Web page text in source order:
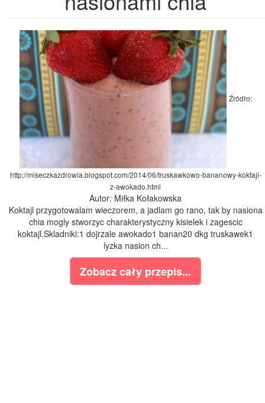
Źródło:
http://miseczkazdrowia.blogspot.com/2014/06/truskawkowo-bananowy-koktajl-
z-awokado.html
Autor: Miłka Kołakowska
Koktajl przygotowalam wieczorem, a jadlam go rano, tak by nasiona
chia mogly stworzyc charakterystyczny kisielek i zagescic
koktajl.Skladniki:1 dojrzale awokado1 banan20 dkg truskawek1
lyzka nasion ch...
Zobacz cały przepis...